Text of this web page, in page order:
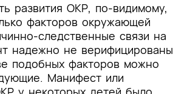
развития ОКР, по-видимому,
факторов окружающей
следственные связи на
надежно не верифицированы
подобных факторов можно
Манифест или